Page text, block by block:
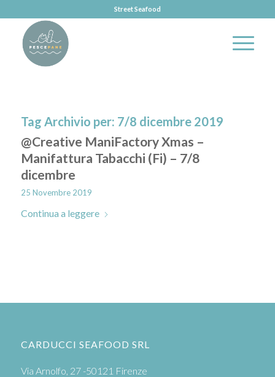
Street Seafood
Tag Archivio per: 7/8 dicembre 2019
@Creative ManiFactory Xmas –
Manifattura Tabacchi (Fi) – 7/8
dicembre
25 Novembre 2019
Continua a leggere
CARDUCCI SEAFOOD SRL
Via Arnolfo, 27 -50121 Firenze